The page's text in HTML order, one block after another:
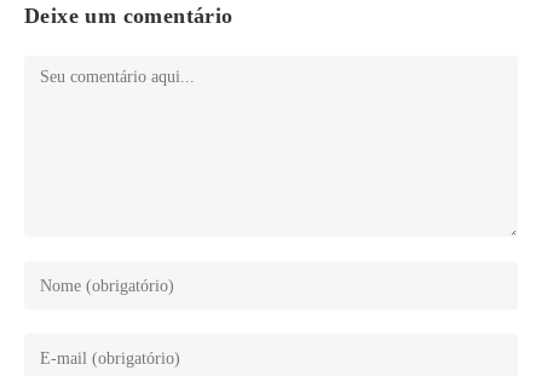
Deixe um comentário
Comentário
Digite
ou
Digite